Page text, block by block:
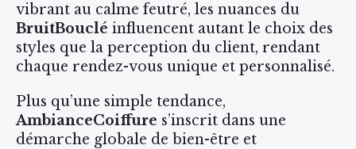
vibrant au calme feutré, les nuances du
BruitBouclé influencent autant le choix des
styles que la perception du client, rendant
chaque rendez-vous unique et personnalisé.
Plus qu’une simple tendance,
AmbianceCoiffure s’inscrit dans une
démarche globale de bien-être et